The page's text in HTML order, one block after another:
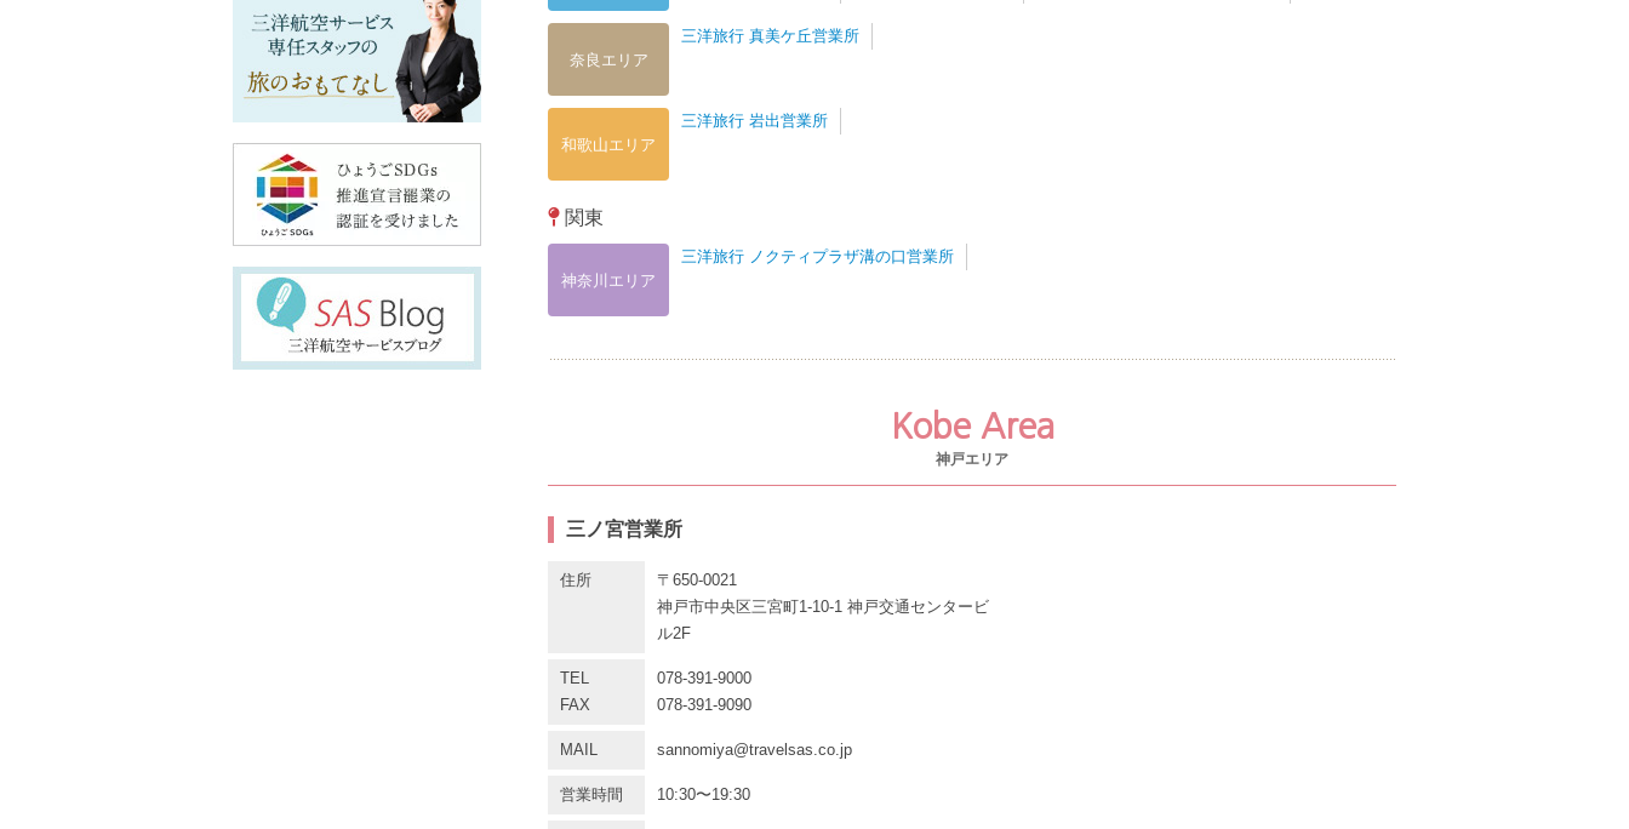
奈良エリア
三洋旅行 真美ケ丘営業所
和歌山エリア
三洋旅行 岩出営業所
関東
神奈川エリア
三洋旅行 ノクティプラザ溝の口営業所
Kobe Area
神戸エリア
三ノ宮営業所
住所
〒650-0021
神戸市中央区三宮町1-10-1 神戸交通センタービ
ル2F
TEL
FAX
078-391-9000
078-391-9090
MAIL sannomiya@travelsas.co.jp
営業時間 10:30〜19:30